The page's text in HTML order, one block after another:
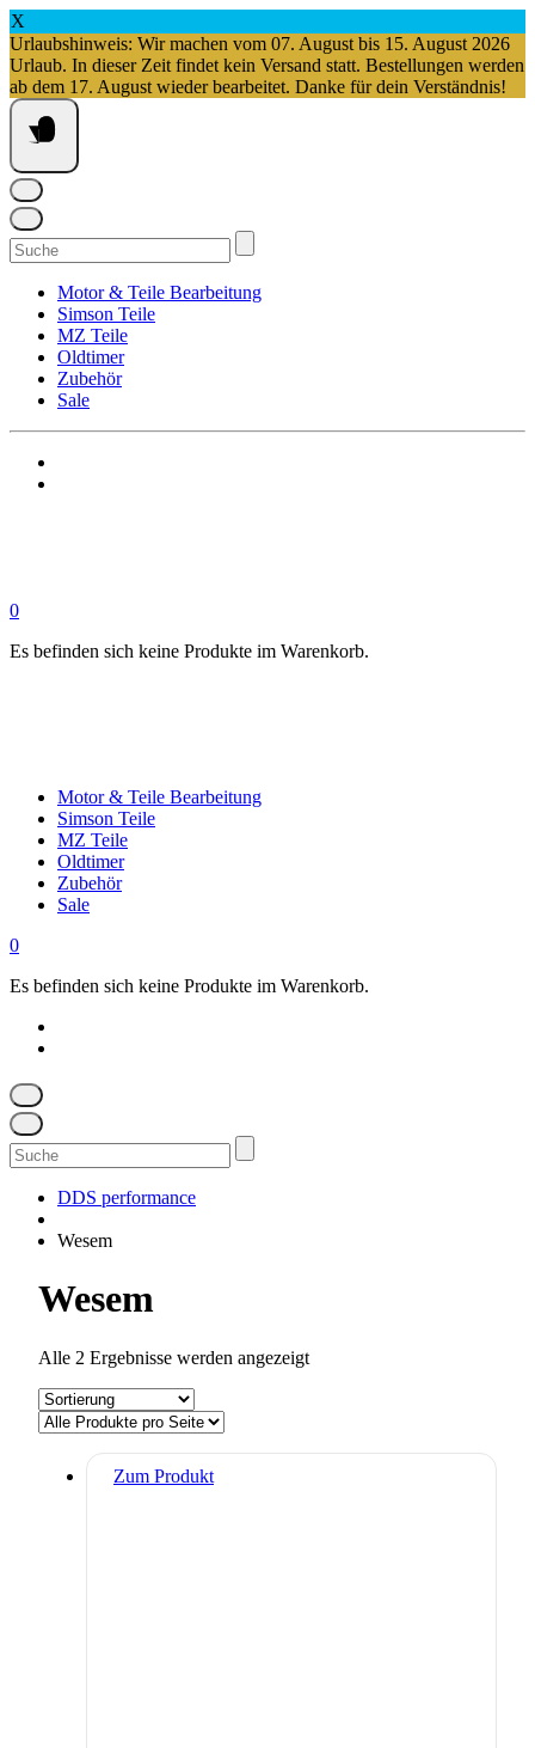
X
Urlaubshinweis: Wir machen vom 07. August bis 15. August 2026
Urlaub. In dieser Zeit findet kein Versand statt. Bestellungen werden
ab dem 17. August wieder bearbeitet. Danke für dein Verständnis!
Springe
zum
Inhalt
Suchen
nach:
Motor & Teile Bearbeitung
Simson Teile
MZ Teile
Oldtimer
Zubehör
Sale
0
Es befinden sich keine Produkte im Warenkorb.
Motor & Teile Bearbeitung
Simson Teile
MZ Teile
Oldtimer
Zubehör
Sale
0
Es befinden sich keine Produkte im Warenkorb.
Suchen
nach:
DDS performance
Wesem
Wesem
Alle 2 Ergebnisse werden angezeigt
Zum Produkt